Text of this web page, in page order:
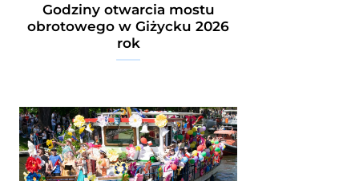
Godziny otwarcia mostu
obrotowego w Giżycku 2026
rok